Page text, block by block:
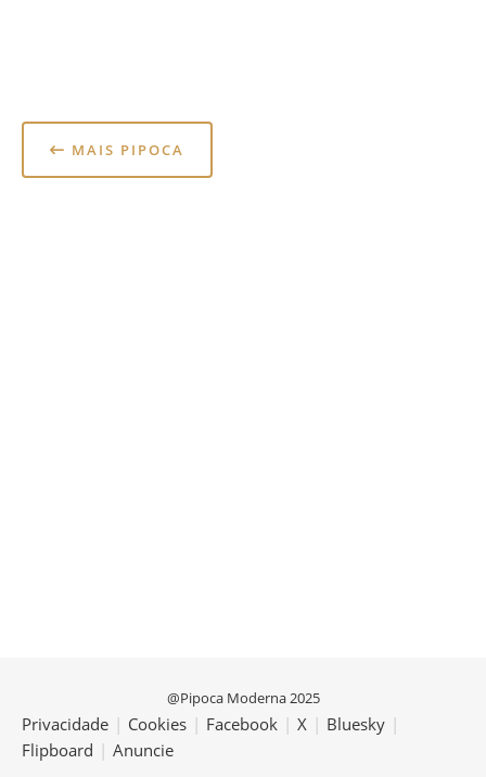
MAIS PIPOCA
@Pipoca Moderna 2025
Privacidade | Cookies | Facebook | X | Bluesky |
Flipboard | Anuncie